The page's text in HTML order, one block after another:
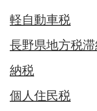
軽自動車税
長野県地方税
納税
個人住民税